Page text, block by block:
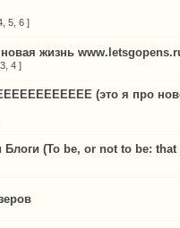
5 6 ]
жизнь
3 4 ]
(это я про
(To be, or not to be: that